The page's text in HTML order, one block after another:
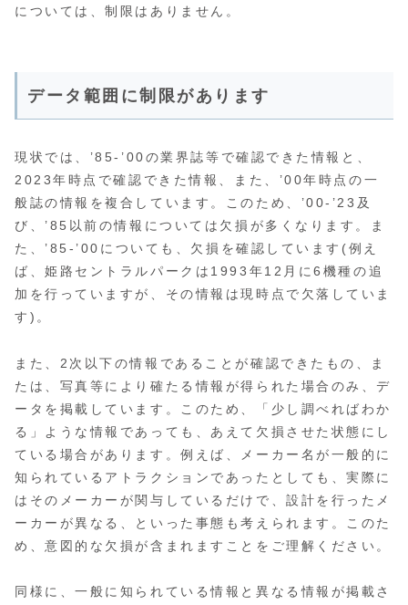
については、制限はありません。
データ範囲に制限があります
現状では、’85-’00の業界誌等で確認できた情報と、
2023年時点で確認できた情報、また、’00年時点の一
般誌の情報を複合しています。このため、’00-’23及
び、’85以前の情報については欠損が多くなります。ま
た、’85-’00についても、欠損を確認しています(例え
ば、姫路セントラルパークは1993年12月に6機種の追
加を行っていますが、その情報は現時点で欠落していま
す)。
また、2次以下の情報であることが確認できたもの、ま
たは、写真等により確たる情報が得られた場合のみ、デ
ータを掲載しています。このため、「少し調べればわか
る」ような情報であっても、あえて欠損させた状態にし
ている場合があります。例えば、メーカー名が一般的に
知られているアトラクションであったとしても、実際に
はそのメーカーが関与しているだけで、設計を行ったメ
ーカーが異なる、といった事態も考えられます。このた
め、意図的な欠損が含まれますことをご理解ください。
同様に、一般に知られている情報と異なる情報が掲載さ